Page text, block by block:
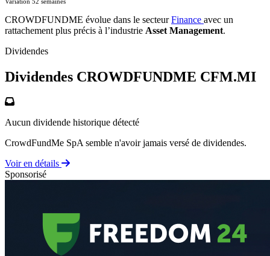
CROWDFUNDME évolue dans le secteurFinance avec un
rattachement plus précis à l’industrie Asset Management.
Dividendes
Dividendes CROWDFUNDME CFM.MI
Aucun dividende historique détecté
CrowdFundMe SpA semble n'avoir jamais versé de dividendes.
Voir en détails
Sponsorisé